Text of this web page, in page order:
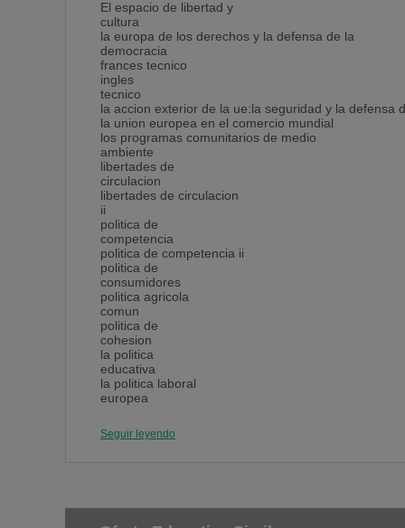
El espacio de libertad y
cultura
la europa de los derechos y la defensa de la
democracia
frances tecnico
ingles
tecnico
la accion exterior de la ue:la seguridad y la defensa
la union europea en el comercio mundial
los programas comunitarios de medio
ambiente
libertades de
circulacion
libertades de circulacion
ii
politica de
competencia
politica de competencia ii
politica de
consumidores
politica agricola
comun
politica de
cohesion
la politica
educativa
la politica laboral
europea
europea
redes transeuropeas y gestion de infraestructuras
Seguir leyendo